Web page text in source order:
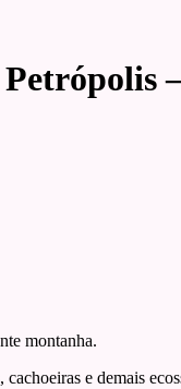
montanha.
e demais